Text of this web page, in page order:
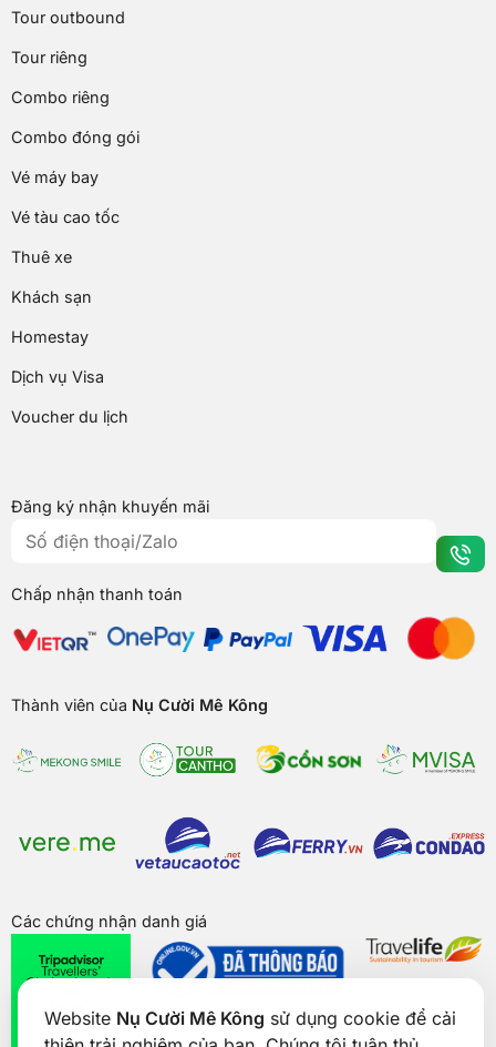
Website Nụ Cười Mê Kông sử dụng cookie để cải
Tour outbound
Tour riêng
Combo riêng
Combo đóng gói
Vé máy bay
Vé tàu cao tốc
Thuê xe
Khách sạn
Homestay
Dịch vụ Visa
Voucher du lịch
Đăng ký nhận khuyến mãi
Chấp nhận thanh toán
Thành viên của Nụ Cười Mê Kông
Các chứng nhận danh giá